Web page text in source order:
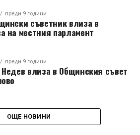
преди 9 години
съветник влиза в
на местния парламент
преди 9 години
Недев влиза в Общинския съвет
ОЩЕ НОВИНИ